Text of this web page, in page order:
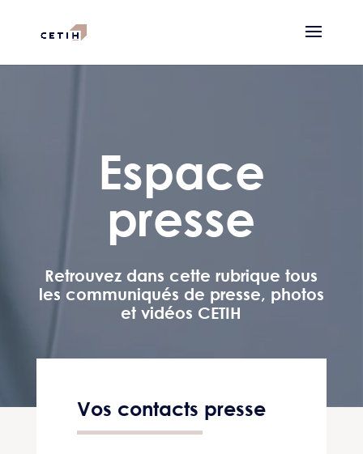
Espace
presse
Retrouvez dans cette rubrique tous
les communiqués de presse, photos
et vidéos CETIH
Vos contacts presse